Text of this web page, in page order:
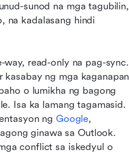
sunod na mga tagubilin,
na kadalasang hindi
read-only na pag-sync.
ng mga kaganapan
o lumikha ng bagong
Isa ka lamang tagamasid.
ng Google,
ginawa sa Outlook.
conflict sa iskedyul o